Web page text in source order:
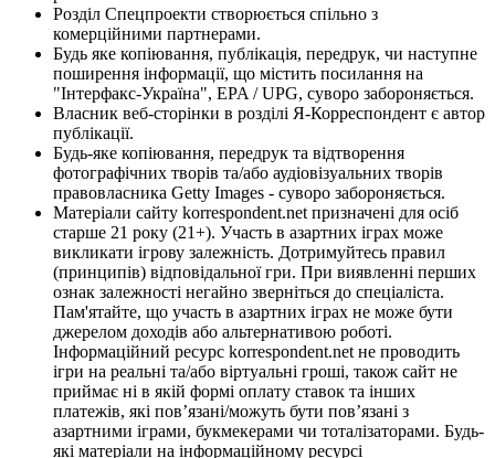
Розділ Спецпроекти створюється спільно з
комерційними партнерами.
Будь яке копіювання, публікація, передрук, чи наступне
поширення інформації, що містить посилання на
"Інтерфакс-Україна", EPA / UPG, суворо забороняється.
Власник веб-сторінки в розділі Я-Корреспондент є автор
публікації.
Будь-яке копіювання, передрук та відтворення
фотографічних творів та/або аудіовізуальних творів
правовласника Getty Images - суворо забороняється.
Матеріали сайту korrespondent.net призначені для осіб
старше 21 року (21+). Участь в азартних іграх може
викликати ігрову залежність. Дотримуйтесь правил
(принципів) відповідальної гри. При виявленні перших
ознак залежності негайно зверніться до спеціаліста.
Пам'ятайте, що участь в азартних іграх не може бути
джерелом доходів або альтернативою роботі.
Інформаційний ресурс korrespondent.net не проводить
ігри на реальні та/або віртуальні гроші, також сайт не
приймає ні в якій формі оплату ставок та інших
платежів, які пов’язані/можуть бути пов’язані з
азартними іграми, букмекерами чи тоталізаторами. Будь-
які матеріали на інформаційному ресурсі